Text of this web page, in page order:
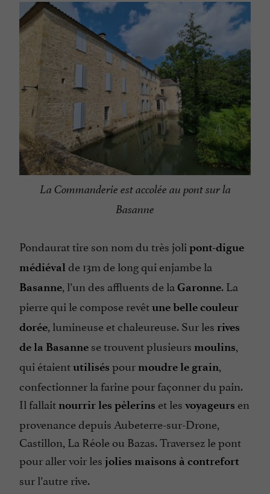
La Commanderie est accolée au pont sur la
Basanne
Pondaurat tire son nom du très joli pont-digue
médiéval de 13m de long qui enjambe la
Basanne, l’un des affluents de la Garonne. La
pierre qui le compose revêtune belle couleur
dorée, lumineuse et chaleureuse. Sur les rives
de la Basanne se trouvent plusieurs moulins,
qui étaientutilisés pour moudre le grain,
confectionner la farine pour façonner du pain.
Il fallait nourrir les pèlerins et les voyageurs en
provenance depuis Aubeterre-sur-Drone,
Castillon, La Réole ou Bazas. Traversez le pont
pour aller voir les jolies maisons à contrefort
sur l’autre rive.